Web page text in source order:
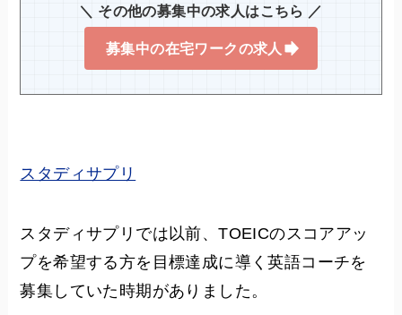
＼ その他の募集中の求人はこちら ／
募集中の在宅ワークの求人
スタディサプリ
スタディサプリでは以前、TOEICのスコアアッ
プを希望する方を目標達成に導く英語コーチを
募集していた時期がありました。